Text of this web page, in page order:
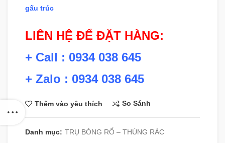
gấu trúc
LIÊN HỆ ĐỂ ĐẶT HÀNG:
+ Call : 0934 038 645
+ Zalo : 0934 038 645
Thêm vào yêu thích So Sánh
Danh mục: TRỤ BÓNG RỔ – THÙNG RÁC